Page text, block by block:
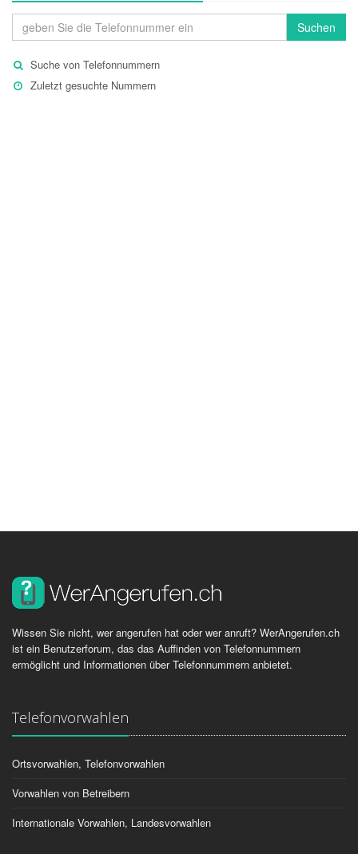
Suchen
Suche von Telefonnummern
Zuletzt gesuchte Nummern
Wissen Sie nicht, wer angerufen hat oder wer anruft? WerAngerufen.ch
ist ein Benutzerforum, das das Auffinden von Telefonnummern
ermöglicht und Informationen über Telefonnummern anbietet.
Telefonvorwahlen
Ortsvorwahlen, Telefonvorwahlen
Vorwahlen von Betreibern
Internationale Vorwahlen, Landesvorwahlen